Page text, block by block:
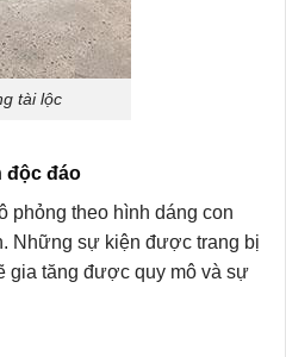
tài lộc
độc đáo
theo hình dáng con
Những sự kiện được trang bị
gia tăng được quy mô và sự